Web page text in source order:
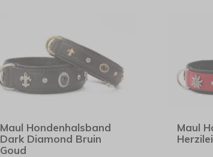
Maul Hondenhalsband
Dark Diamond Bruin
Goud
Maul